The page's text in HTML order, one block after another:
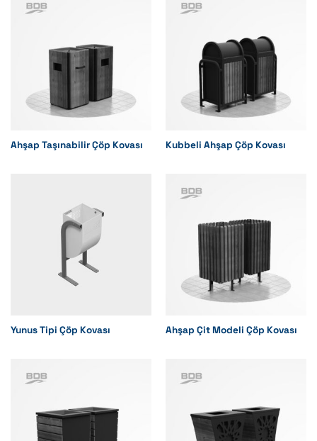
Ahşap Taşınabilir Çöp Kovası Kubbeli Ahşap Çöp Kovası
Yunus Tipi Çöp Kovası Ahşap Çit Modeli Çöp Kovası